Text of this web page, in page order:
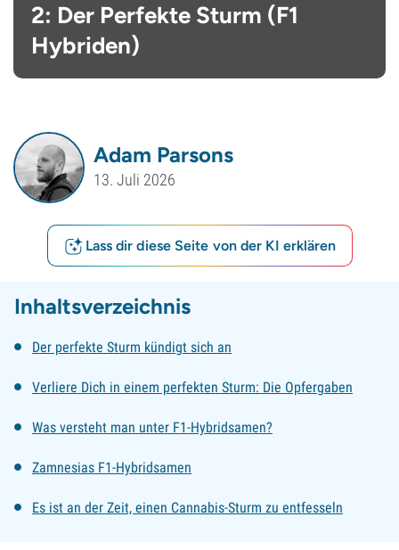
2: Der Perfekte Sturm (F1
Hybriden)
Adam Parsons
13. Juli 2026
Lass dir diese Seite von der KI erklären
Inhaltsverzeichnis
Der perfekte Sturm kündigt sich an
Verliere Dich in einem perfekten Sturm: Die Opfergaben
Was versteht man unter F1-Hybridsamen?
Zamnesias F1-Hybridsamen
Es ist an der Zeit, einen Cannabis-Sturm zu entfesseln